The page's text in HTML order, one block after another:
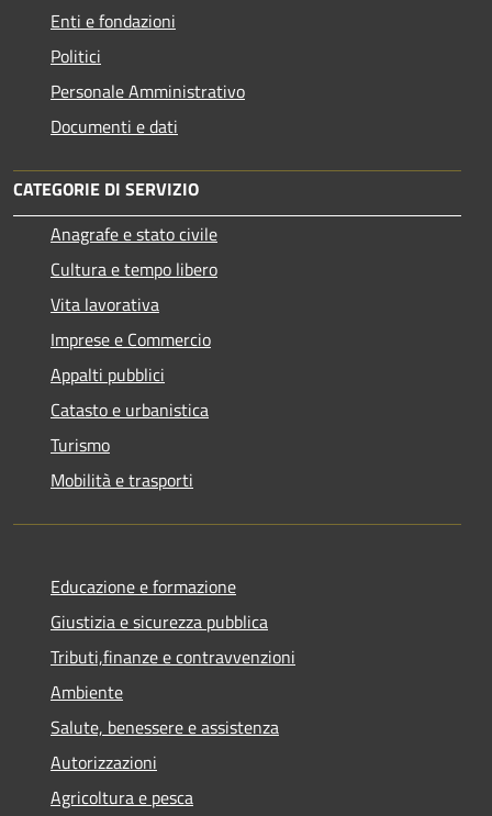
Enti e fondazioni
Politici
Personale Amministrativo
Documenti e dati
CATEGORIE DI SERVIZIO
Anagrafe e stato civile
Cultura e tempo libero
Vita lavorativa
Imprese e Commercio
Appalti pubblici
Catasto e urbanistica
Turismo
Mobilità e trasporti
Educazione e formazione
Giustizia e sicurezza pubblica
Tributi,finanze e contravvenzioni
Ambiente
Salute, benessere e assistenza
Autorizzazioni
Agricoltura e pesca